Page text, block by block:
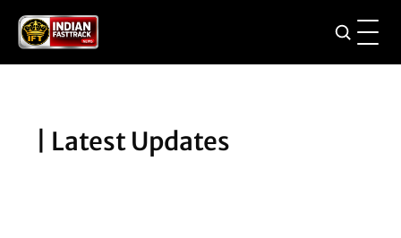
content
| ⁠Latest Updates